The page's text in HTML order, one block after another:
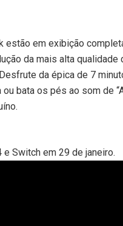
estão em exibição
da mais alta qualidade
da épica de 7
bata os pés ao som de
Switch em 29 de janeiro.